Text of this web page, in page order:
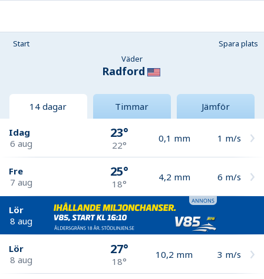
Start
Spara plats
Väder
Radford
14 dagar Timmar Jämför
Idag
6 aug
23°
22°
0,1 mm 1 m/s
Fre
7 aug
25°
18°
4,2 mm 6 m/s
Lör
8 aug
Lör
8 aug
27°
18°
10,2 mm 3 m/s